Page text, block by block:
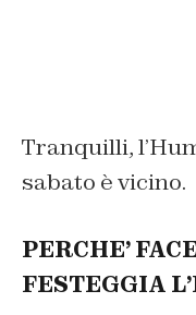
Tranquilli,
sabato è vicino.
PERCHE’
FESTEGGIA